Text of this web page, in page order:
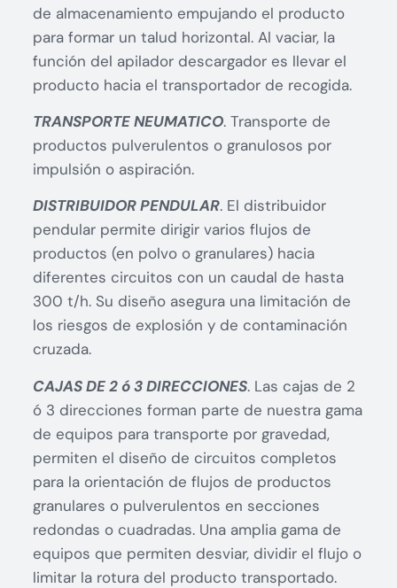
de almacenamiento empujando el producto
para formar un talud horizontal. Al vaciar, la
función del apilador descargador es llevar el
producto hacia el transportador de recogida.
TRANSPORTE NEUMATICO. Transporte de
productos pulverulentos o granulosos por
impulsión o aspiración.
DISTRIBUIDOR PENDULAR. El distribuidor
pendular permite dirigir varios flujos de
productos (en polvo o granulares) hacia
diferentes circuitos con un caudal de hasta
300 t/h. Su diseño asegura una limitación de
los riesgos de explosión y de contaminación
cruzada.
CAJAS DE 2 ó 3 DIRECCIONES. Las cajas de 2
ó 3 direcciones forman parte de nuestra gama
de equipos para transporte por gravedad,
permiten el diseño de circuitos completos
para la orientación de flujos de productos
granulares o pulverulentos en secciones
redondas o cuadradas. Una amplia gama de
equipos que permiten desviar, dividir el flujo o
limitar la rotura del producto transportado.